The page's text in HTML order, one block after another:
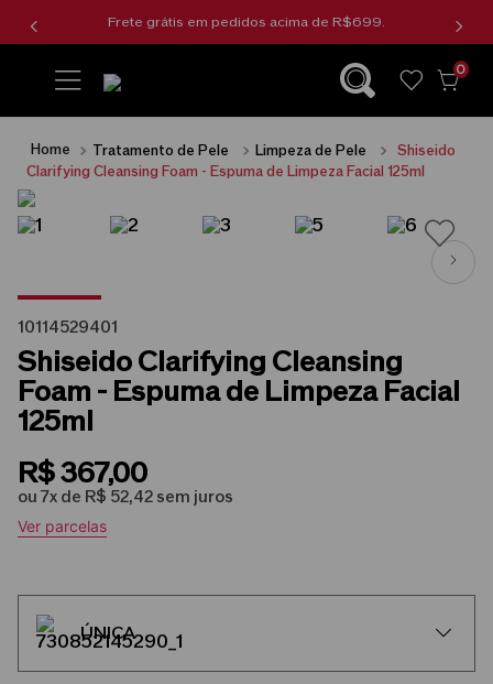
Frete grátis em pedidos acima de R$699.
wishlist0
Tratamento de Pele Limpeza de Pele
Shiseido
Clarifying Cleansing Foam - Espuma de Limpeza Facial 125ml
10114529401
Shiseido Clarifying Cleansing
Foam - Espuma de Limpeza Facial
125ml
R$367,00
ou 7x de R$ 52,42 sem juros
Ver parcelas
ÚNICA